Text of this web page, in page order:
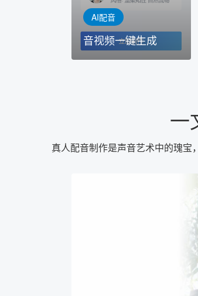
AI配音
音视频一键生成
一
真人配音制作是声音艺术中的瑰宝